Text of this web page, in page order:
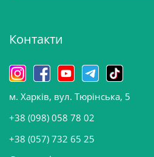
в
н
о
в
и
Контакти
м. Харків, вул. Тюрінська, 5
+38 (098) 058 78 02
+38 (057) 732 65 25